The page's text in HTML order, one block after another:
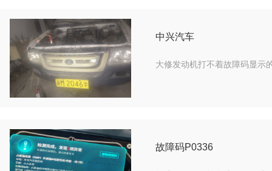
中兴汽车
大修发动机打不着故障码显示
故障码P0336